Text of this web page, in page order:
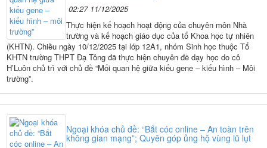
02:27 11/12/2025
Thực hiện kế hoạch hoạt động của chuyên môn Nhà
trường và kế hoạch giáo dục của tổ Khoa học tự nhiên
(KHTN). Chiều ngày 10/12/2025 tại lớp 12A1, nhóm Sinh học thuộc Tổ
KHTN trường THPT Đạ Tông đã thực hiện chuyên đề dạy học do cô
H’Luôn chủ trì với chủ đề “Mối quan hệ giữa kiểu gene – kiểu hình – Môi
trường”.
Ngoại khóa chủ đề: “Bắt cóc online – An toàn trên
không gian mạng”; Quyên góp ủng hộ vùng lũ lụt